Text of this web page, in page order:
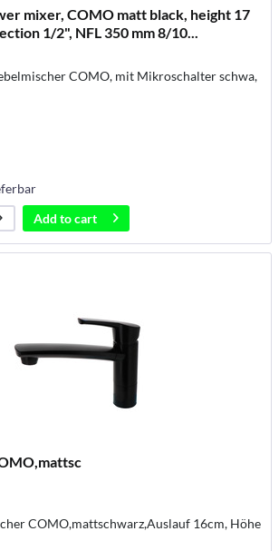
mixer, COMO matt black, height 17
1/2", NFL 350 mm 8/10...
COMO, mit Mikroschalter schwa,
Add tocart
COMO,mattschwarz,Auslauf 16cm, Höhe